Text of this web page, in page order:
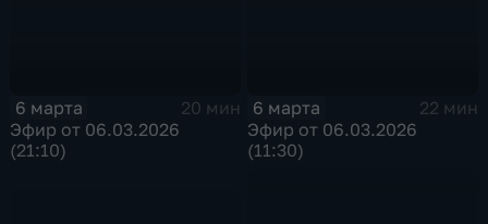
6 марта
20 мин
Эфир от 06.03.2026
(21:10)
6 марта
22 мин
Эфир от 06.03.2026
(11:30)